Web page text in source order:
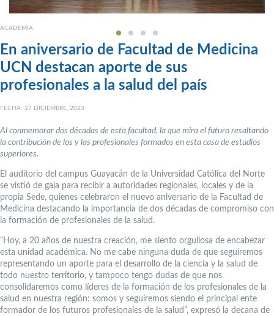
ACADEMIA
En aniversario de Facultad de Medicina
UCN destacan aporte de sus
profesionales a la salud del país
FECHA: 27 DICIEMBRE, 2023
Al conmemorar dos décadas de esta facultad, la que mira el futuro resaltando
la contribución de los y las profesionales formados en esta casa de estudios
superiores.
El auditorio del campus Guayacán de la Universidad Católica del Norte
se vistió de gala para recibir a autoridades regionales, locales y de la
propia Sede, quienes celebraron el nuevo aniversario de la Facultad de
Medicina destacando la importancia de dos décadas de compromiso con
la formación de profesionales de la salud.
“Hoy, a 20 años de nuestra creación, me siento orgullosa de encabezar
esta unidad académica. No me cabe ninguna duda de que seguiremos
representando un aporte para el desarrollo de la ciencia y la salud de
todo nuestro territorio, y tampoco tengo dudas de que nos
consolidaremos como líderes de la formación de los profesionales de la
salud en nuestra región: somos y seguiremos siendo el principal ente
formador de los futuros profesionales de la salud”, expresó la decana de